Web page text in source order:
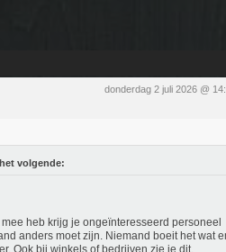
donderdag 2 juli 2026 @
het volgende:
heb krijg je ongeïnteresseerd personeel
anders moet zijn. Niemand boeit het wat
Ook bij winkels of bedrijven zie je dit.